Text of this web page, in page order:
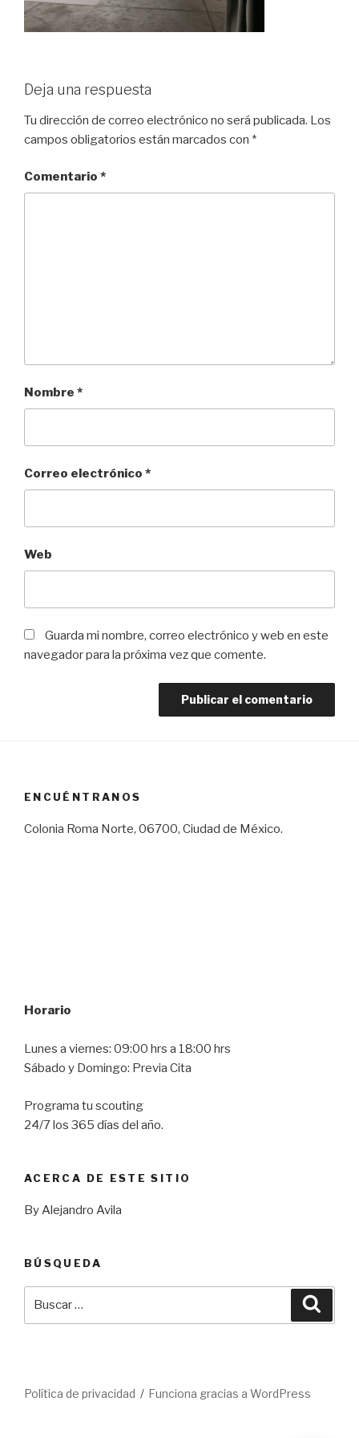
Deja una respuesta
Tu dirección de correo electrónico no será publicada. Los
campos obligatorios están marcados con *
Comentario *
Nombre *
Correo electrónico *
Web
Guarda mi nombre, correo electrónico y web en este
navegador para la próxima vez que comente.
ENCUÉNTRANOS
Colonia Roma Norte, 06700, Ciudad de México.
Horario
Lunes a viernes: 09:00 hrs a 18:00 hrs
Sábado y Domingo: Previa Cita
Programa tu scouting
24/7 los 365 días del año.
ACERCA DE ESTE SITIO
By Alejandro Avila
BÚSQUEDA
Política de privacidad Funciona gracias a WordPress